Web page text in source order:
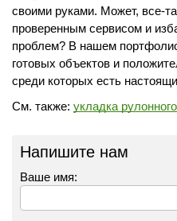
своими руками. Может, все-
проверенным сервисом и
проблем? В нашем
готовых объектов и
среди которых есть
См. также: укладка
Напишите нам
Ваше имя: